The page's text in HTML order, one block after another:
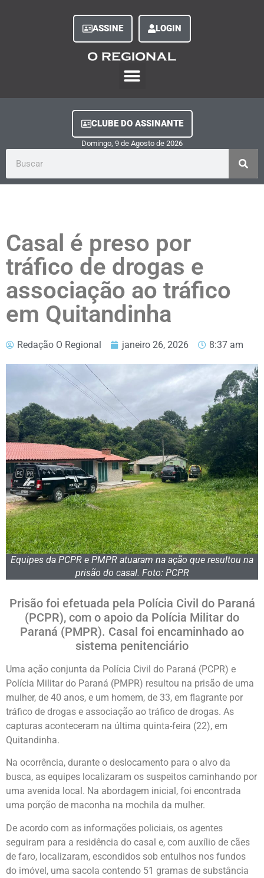
ASSINE LOGIN
CLUBE DO ASSINANTE
Domingo, 9 de Agosto de 2026
Casal é preso por
tráfico de drogas e
associação ao tráfico
em Quitandinha
Redação O Regional janeiro 26, 2026 8:37 am
Equipes da PCPR e PMPR atuaram na ação que resultou na
prisão do casal. Foto: PCPR
Prisão foi efetuada pela Polícia Civil do Paraná
(PCPR), com o apoio da Polícia Militar do
Paraná (PMPR). Casal foi encaminhado ao
sistema penitenciário
Uma ação conjunta da Polícia Civil do Paraná (PCPR) e
Polícia Militar do Paraná (PMPR) resultou na prisão de uma
mulher, de 40 anos, e um homem, de 33, em flagrante por
tráfico de drogas e associação ao tráfico de drogas. As
capturas aconteceram na última quinta-feira (22), em
Quitandinha.
Na ocorrência, durante o deslocamento para o alvo da
busca, as equipes localizaram os suspeitos caminhando por
uma avenida local. Na abordagem inicial, foi encontrada
uma porção de maconha na mochila da mulher.
De acordo com as informações policiais, os agentes
seguiram para a residência do casal e, com auxílio de cães
de faro, localizaram, escondidos sob entulhos nos fundos
do imóvel, uma sacola contendo 51 gramas de substância